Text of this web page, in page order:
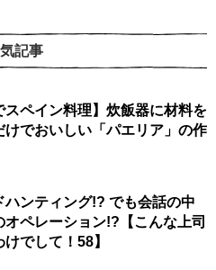
記事
スペイン料理】炊飯器に材料を
けでおいしい「パエリア」の作
ハンティング!? でも会話の中
オペレーション!?【こんな上司
けでして！58】